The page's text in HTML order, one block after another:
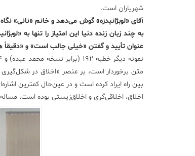
شهریاران است.
آقای «لوبژانیدزه» گوش می‌دهد و خانم «نانی»
به چند زبان زنده دنیا این امتیاز را تنها به
عنوان تأیید و گفتن «خیلی جالب است» و
متن برخوردار است، بر عنصر «اخلاق در
بین راه ایراد کرده است و در عین‌حال کمترین
اخلاق، اخلاقی‌گری و اخلاق‌زیستی بوده است،